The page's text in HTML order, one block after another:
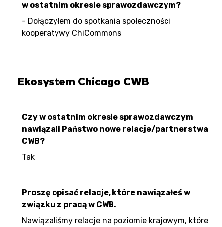
w ostatnim okresie sprawozdawczym?
- Dołączyłem do spotkania społeczności
kooperatywy ChiCommons
Ekosystem Chicago CWB
Czy w ostatnim okresie sprawozdawczym
nawiązali Państwo nowe relacje/partnerstwa
CWB?
Tak
Proszę opisać relacje, które nawiązałeś w
związku z pracą w CWB.
Nawiązaliśmy relacje na poziomie krajowym, które